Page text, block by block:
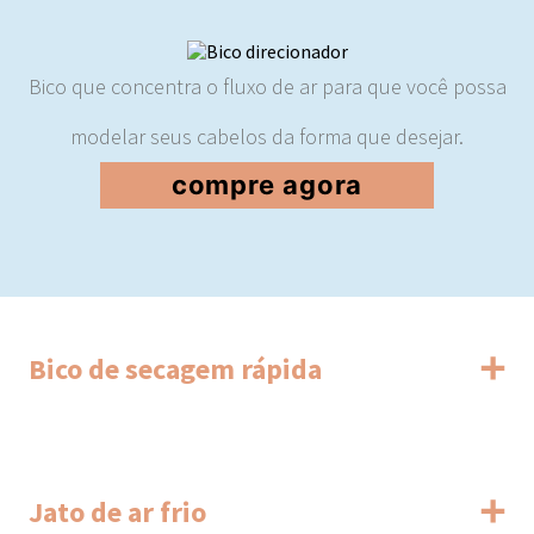
Bico que concentra o fluxo de ar para que você possa
modelar seus cabelos da forma que desejar.
compre agora
Bico de secagem rápida
Jato de ar frio